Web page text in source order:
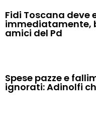
Fidi Toscana deve
immediatamente,
amici del Pd
Spese pazze e
ignorati: Adinolfi